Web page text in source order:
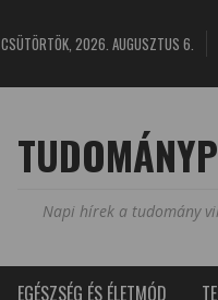
CSÜTÖRTÖK, 2026. AUGUSZTUS 6.
Napi hírek a tudomány
EGÉSZSÉG ÉS ÉLETMÓD